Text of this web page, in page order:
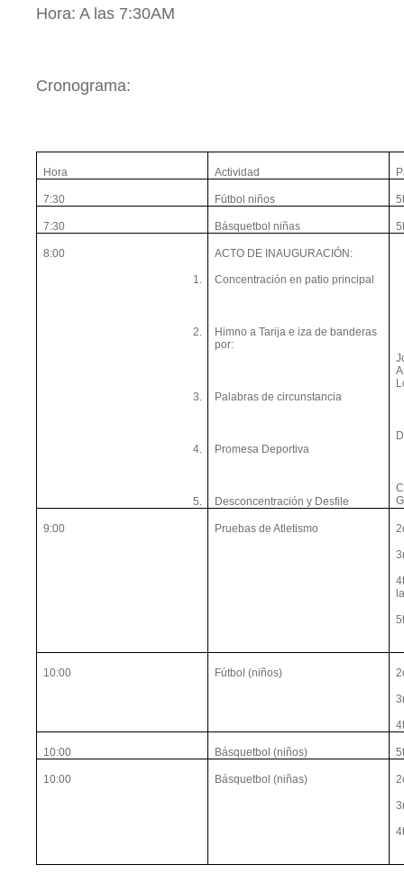
Hora: A las 7:30AM
Cronograma:
Hora Actividad
7:30 Fútbol niños
7:30 Básquetbol niñas
8:00 ACTO DE INAUGURACIÓN:
1. Concentración en patio principal
2.
Himno a Tarija e iza de banderas
por:
3. Palabras de circunstancia
4. Promesa Deportiva
5. Desconcentración y Desfile
9:00 Pruebas de Atletismo
10:00 Fútbol (niños)
10:00 Básquetbol (niños)
10:00 Básquetbol (niñas)